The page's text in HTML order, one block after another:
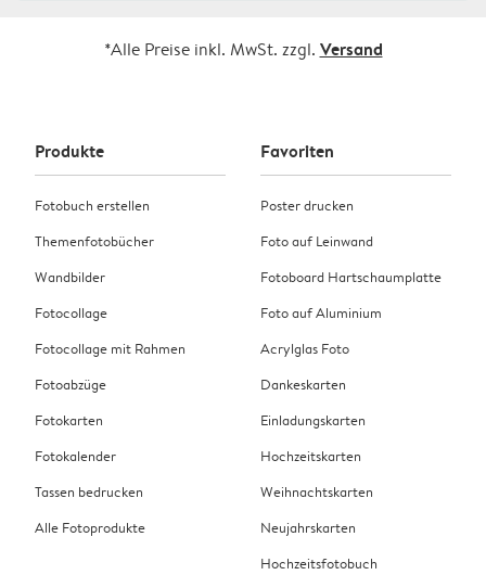
*Alle Preise inkl. MwSt. zzgl. Versand
Produkte
Fotobuch erstellen
Themenfotobücher
Wandbilder
Fotocollage
Fotocollage mit Rahmen
Fotoabzüge
Fotokarten
Fotokalender
Tassen bedrucken
Alle Fotoprodukte
Favoriten
Poster drucken
Foto auf Leinwand
Fotoboard Hartschaumplatte
Foto auf Aluminium
Acrylglas Foto
Dankeskarten
Einladungskarten
Hochzeitskarten
Weihnachtskarten
Neujahrskarten
Hochzeitsfotobuch